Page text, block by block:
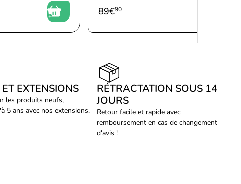
89€90
EXTENSIONS
les produits neufs,
5 ans avec nos extensions.
RÉTRACTATION SOUS 14
JOURS
Retour facile et rapide avec
remboursement en cas de changement
d'avis !